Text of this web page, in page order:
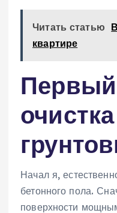
Читать статью
квартире
Первый
Начал я,
бетонного пола.
поверхности